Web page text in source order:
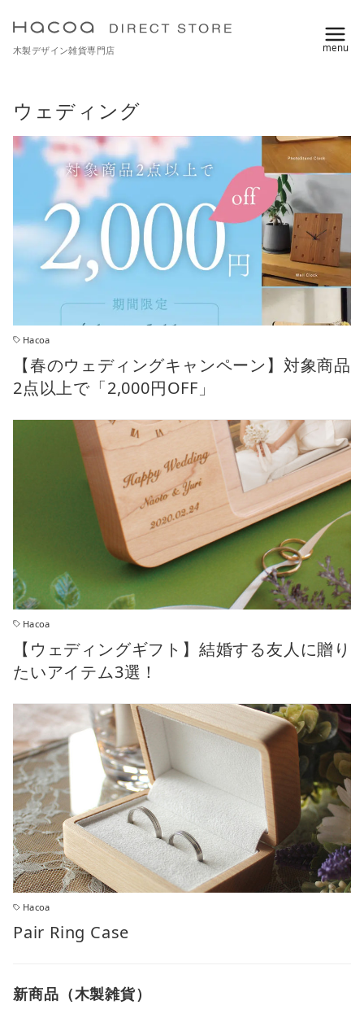
木製デザイン雑貨専門店
ウェディング
Hacoa
【春のウェディングキャンペーン】対象商品
2点以上で「2,000円OFF」
Hacoa
【ウェディングギフト】結婚する友人に贈り
たいアイテム3選！
Hacoa
Pair Ring Case
新商品（木製雑貨）